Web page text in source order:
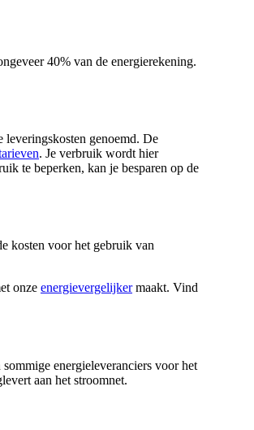
40% van de energierekening.
genoemd. De
. Je verbruik wordt hier
te beperken, kan je besparen op de
kosten voor het gebruik van
onze energievergelijkermaakt. Vind
energieleveranciers voor het
aan het stroomnet.